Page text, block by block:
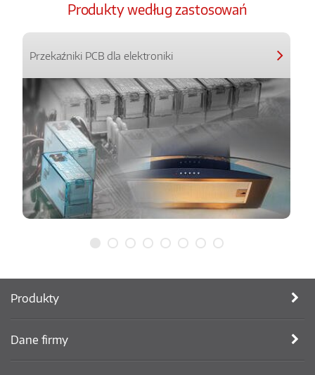
Produkty według zastosowań
Przekaźniki PCB dla elektroniki
Produkty
Dane firmy